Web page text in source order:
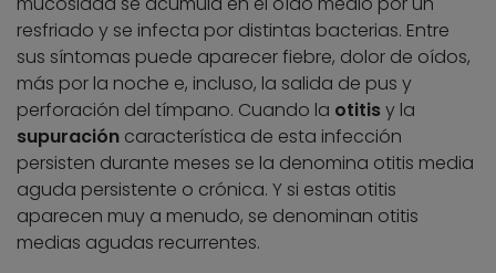
resfriado y se infecta por distintas bacterias. Entre
sus síntomas puede aparecer fiebre, dolor de oídos,
más por la noche e, incluso, la salida de pus y
perforación del tímpano. Cuando la otitisy la
supuración característica de esta infección
persisten durante meses se la denomina otitis media
aguda persistente o crónica. Y si estas otitis
aparecen muy a menudo, se denominan otitis
medias agudas recurrentes.